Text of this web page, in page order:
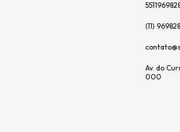
(11)
Av. do
000